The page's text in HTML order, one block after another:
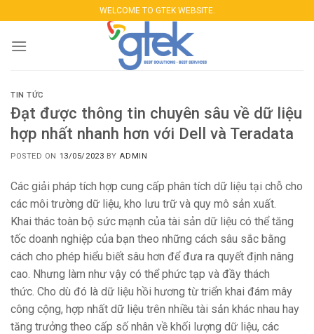
content
WELCOME TO GTEK WEBSITE.
TIN TỨC
Đạt được thông tin chuyên sâu về dữ liệu
hợp nhất nhanh hơn với Dell và Teradata
POSTED ON 13/05/2023 BYADMIN
Các giải pháp tích hợp cung cấp phân tích dữ liệu tại chỗ cho
các môi trường dữ liệu, kho lưu trữ và quy mô sản xuất.
Khai thác toàn bộ sức mạnh của tài sản dữ liệu có thể tăng
tốc doanh nghiệp của bạn theo những cách sâu sắc bằng
cách cho phép hiểu biết sâu hơn để đưa ra quyết định nâng
cao. Nhưng làm như vậy có thể phức tạp và đầy thách
thức. Cho dù đó là dữ liệu hồi hương từ triển khai đám mây
công cộng, hợp nhất dữ liệu trên nhiều tài sản khác nhau hay
tăng trưởng theo cấp số nhân về khối lượng dữ liệu, các